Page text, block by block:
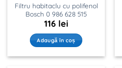
Filtru habitaclu cu polifenol
Bosch 0 986 628 515
116 lei
Adaugă în coș